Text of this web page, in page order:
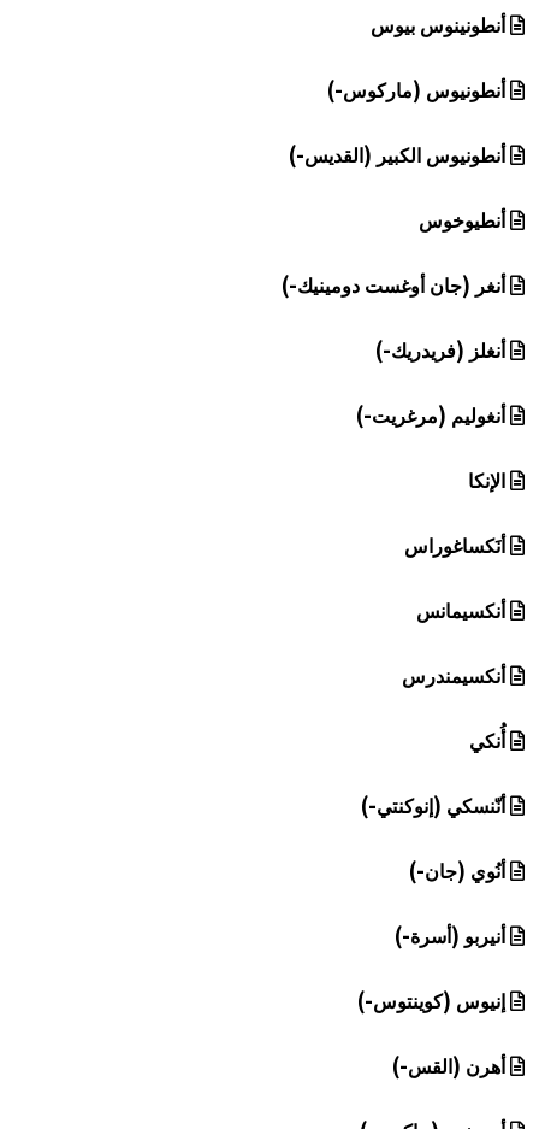
أنطونينوس بيوس
أنطونيوس (ماركوس-)
أنطونيوس الكبير (القديس-)
أنطيوخوس
أنغر (جان أوغست دومينيك-)
أنغلز (فريدريك-)
أنغوليم (مرغريت-)
الإنكا
أنَكساغوراس
أنكسيمانس
أنكسيمندرس
أُنكي
أنّنسكي (إنوكنتي-)
أنُوي (جان-)
أنيربو (أسرة-)
إنيوس (كوينتوس-)
أهرن (القس-)